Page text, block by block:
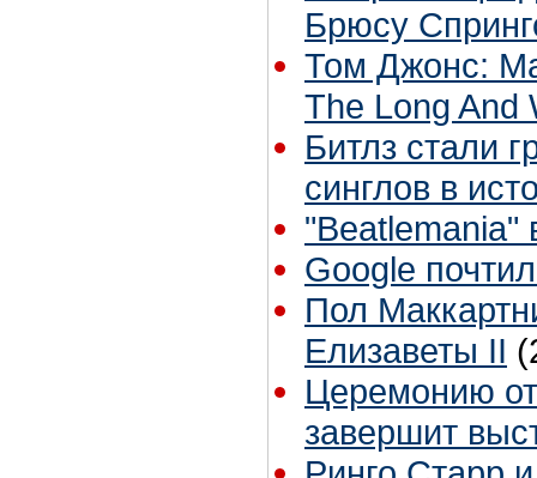
Брюсу
Том Джонс:
The Long And
Битлз стали
синглов в
"Beatlemania"
Google
Пол
Елизаветы II
Церемонию
завершит